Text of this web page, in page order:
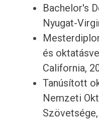
Bachelor's
Nyugat-
és
California,
Tanúsított
Nemzeti